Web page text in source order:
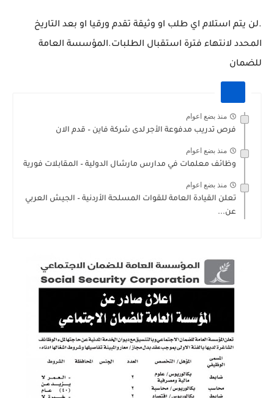
.لن يتم استلام اي طلب او وثيقة تقدم ورقيا او بعد التاريخ
المحدد لانتهاء فترة استقبال الطلبات.المؤسسة العامة
للضمان
منذ بضع اعوام
فرص تدريب مدفوعة الأجر لدى شركة فاين – قدم الان
منذ بضع اعوام
وظائف معلمات في مدارس مارشال الدولية – المقابلات فورية
منذ بضع اعوام
تعلن القيادة العامة للقوات المسلحة الأردنية – الجيش العربي
عن...